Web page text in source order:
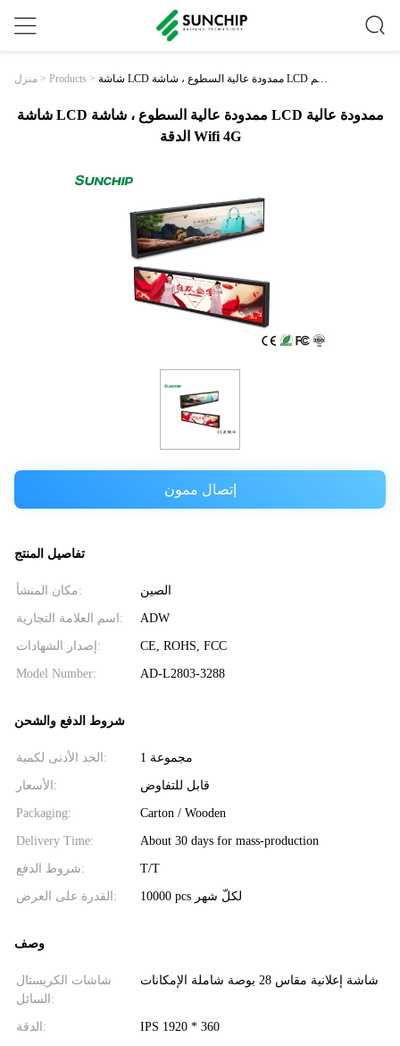
منزل > Products > شاشة LCD ممدودة عالية السطوع ، شاشة LCD مم
شاشة LCD ممدودة عالية السطوع ، شاشة LCD ممدودة عالية
الدقة Wifi 4G
إتصال ممون
تفاصيل المنتج
مكان المنشأ: الصين
اسم العلامة التجارية: ADW
إصدار الشهادات: CE, ROHS, FCC
Model Number: AD-L2803-3288
شروط الدفع والشحن
الحد الأدنى لكمية: 1 مجموعة
الأسعار: قابل للتفاوض
Packaging: Carton / Wooden
Delivery Time: About 30 days for mass-production
شروط الدفع: T/T
القدرة على العرض: 10000 pcs لكلّ شهر
وصف
شاشات الكريستال
السائل:
شاشة إعلانية مقاس 28 بوصة شاملة الإمكانات
الدقة: IPS 1920 * 360